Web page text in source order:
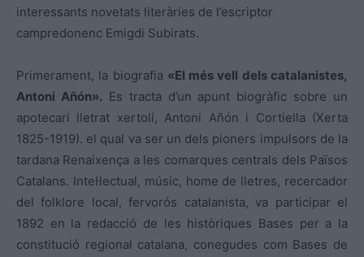
interessants novetats literàries de l’escriptor
campredonenc Emigdi Subirats.
Primerament, la biografia «El més vell dels catalanistes,
Antoni Añón». Es tracta d’un apunt biogràfic sobre un
apotecari lletrat xertolí, Antoni Añón i Cortiella (Xerta
1825-1919). el qual va ser un dels pioners impulsors de la
tardana Renaixença a les comarques centrals dels Països
Catalans. Intel·lectual, músic, home de lletres, recercador
del folklore local, fervorós catalanista, va participar el
1892 en la redacció de les històriques Bases per a la
constitució regional catalana, conegudes com Bases de